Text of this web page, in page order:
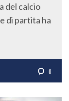
del calcio
di partita ha
0